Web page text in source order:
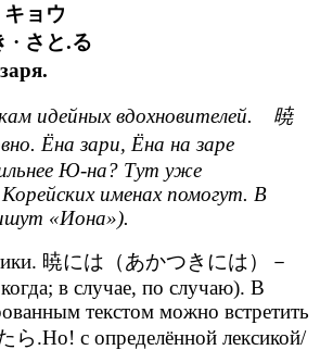
キョウ
· さと.る
идейных вдохновителей. 暁
Ёна зари, Ёна на заре
Ю-на? Тут уже
именах помогут. В
«Иона»).
暁には（あかつきには）－
в случае, по случаю). В
текстом можно встретить
ら.Но! с определённой лексикой/